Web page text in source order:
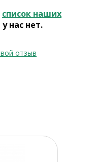
список наших
нас нет.
отзыв